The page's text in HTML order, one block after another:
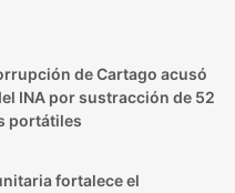
de Cartago acusó
INA por sustracción de 52
portátiles
fortalece el